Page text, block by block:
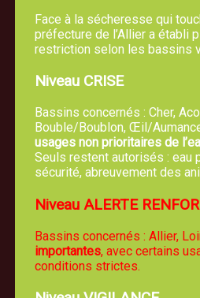
Mairie de
5, route de
04 70 42
Nous écrire
Face à la sécheresse qui
préfecture de l’Allier a établi
restriction selon les bassins
Niveau CRISE
Bassins concernés : Cher,
Bouble/Boublon, Œil/
usages non prioritaires de
Seuls restent autorisés : eau
sécurité, abreuvement des
Niveau ALERTE
Bassins concernés : Allier,
importantes, avec certains
conditions strictes.